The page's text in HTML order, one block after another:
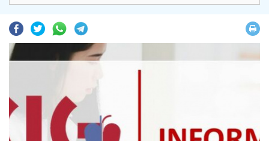
Facebook
TwitterWhatsapp